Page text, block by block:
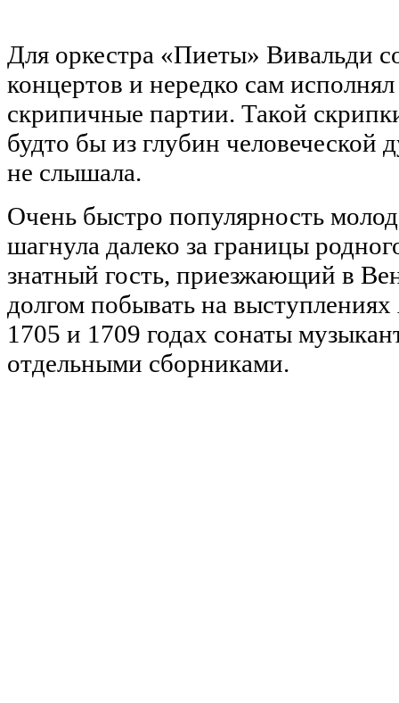
Для оркестра «Пиеты» Вивальди
концертов и нередко сам
скрипичные партии. Такой
будто бы из глубин
не слышала.
Очень быстро популярность
шагнула далеко за границы
знатный гость, приезжающий в
долгом побывать на
1705 и 1709 годах сонаты
отдельными сборниками.